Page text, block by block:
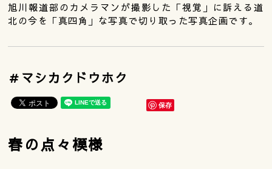
旭川報道部のカメラマンが撮影した「視覚」に訴える道
北の今を「真四角」な写真で切り取った写真企画です。
＃マシカクドウホク
保存
春の点々模様